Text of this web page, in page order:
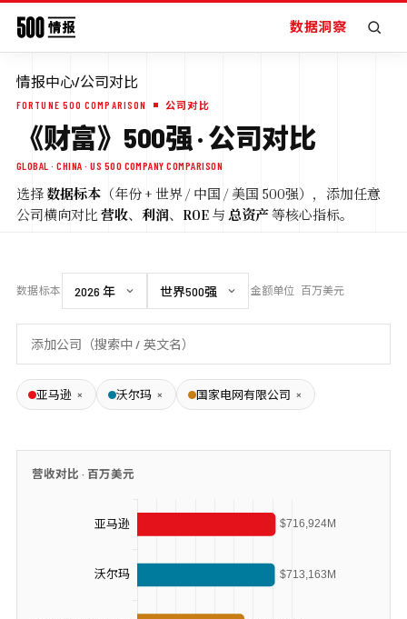
数据洞察
情报中心/公司对比
FORTUNE 500 COMPARISON 公司对比
《财富》500强 · 公司对比
GLOBAL · CHINA · US 500 COMPANY COMPARISON
选择 数据标本 （年份 + 世界 / 中国 / 美国 500强），添加任意
公司横向对比 营收、 利润、 ROE 与 总资产等核心指标。
数据标本 金额单位 百万美元
亚马逊 × 沃尔玛 × 国家电网有限公司 ×
营收对比 · 百万美元